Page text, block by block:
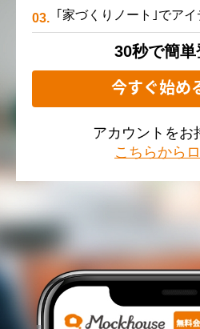
｢家づくりノート｣でア
30秒で簡単
今すぐ始め
アカウントをお
こちらから